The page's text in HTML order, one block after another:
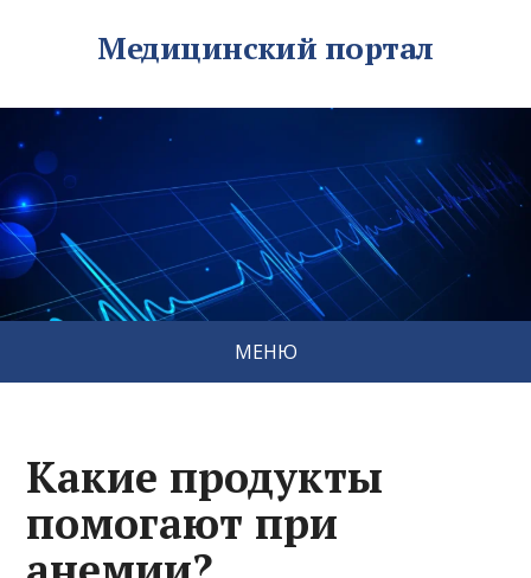
Медицинский портал
МЕНЮ
Какие продукты
помогают при